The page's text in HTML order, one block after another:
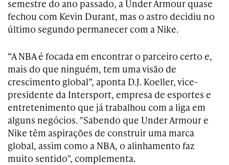
semestre do ano passado, a Under Armour quase
fechou com Kevin Durant, mas o astro decidiu no
último segundo permanecer com a Nike.
“A NBA é focada em encontrar o parceiro certo e,
mais do que ninguém, tem uma visão de
crescimento global”, aponta D.J. Koeller, vice-
presidente da Intersport, empresa de esportes e
entretenimento que já trabalhou com a liga em
alguns negócios. "Sabendo que Under Armour e
Nike têm aspirações de construir uma marca
global, assim como a NBA, o alinhamento faz
muito sentido", complementa.